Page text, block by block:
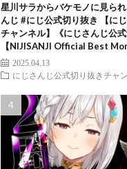
星川サラからバケモノに見ら
んじ #にじ公式切り抜き 【に
チャンネル】《にじさんじ公
【NIJISANJI Official Best
2025.04.13
にじさんじ公式切り抜きチャ